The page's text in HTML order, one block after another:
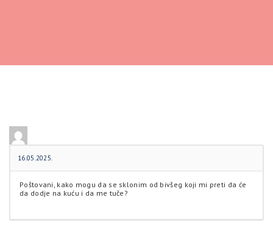
16.05.2025.
Poštovani, kako mogu da se sklonim od bivšeg koji mi preti da će
da dodje na kuću i da me tuče?